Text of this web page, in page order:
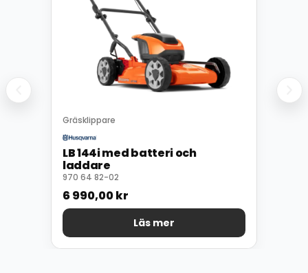
Gräsklippare
LB 144i med batteri och
laddare
970 64 82-02
6 990,00kr
Läs mer